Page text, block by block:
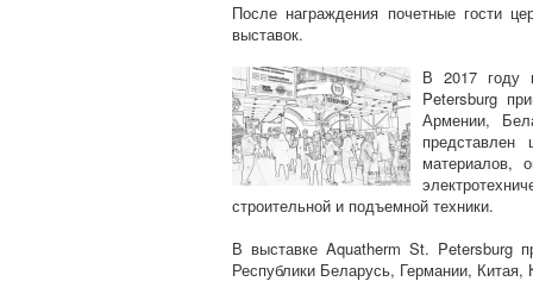
После награждения почетные гости
выставок.
В 2017 году
Petersburg
Армении,
представлен
материалов,
строительной и подъемной техники.
В выставке Aquatherm St. Petersburg
Республики Беларусь, Германии,